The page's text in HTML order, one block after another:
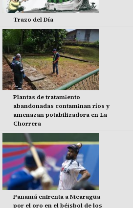
Trazo del Día
Plantas de tratamiento
abandonadas contaminan ríos y
amenazan potabilizadora en La
Chorrera
Panamá enfrenta a Nicaragua
por el oro en el béisbol de los